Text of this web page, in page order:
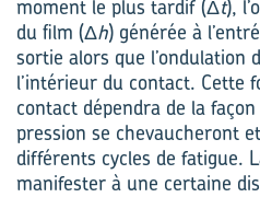
moment le plus tardif (Δt),
du film (Δh) générée à
sortie alors que l’ondulation
l’intérieur du contact. Cette
contact dépendra de la
pression se chevaucheront
différents cycles de fatigue.
manifester à une certaine